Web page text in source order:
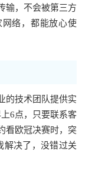
输，不会被第三方
络，都能放心使
的技术团队提供实
6点，只要联系客
看欧冠决赛时，突
解决了，没错过关